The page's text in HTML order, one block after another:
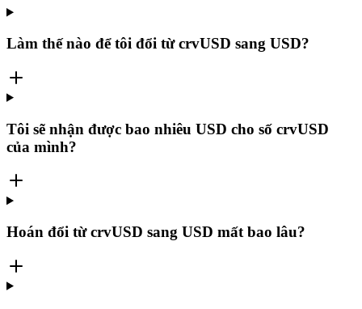
Làm thế nào để tôi đổi từ crvUSD sang USD?
Tôi sẽ nhận được bao nhiêu USD cho số crvUSD
của mình?
Hoán đổi từ crvUSD sang USD mất bao lâu?